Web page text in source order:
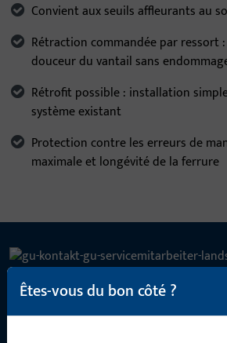
Convient aux seuils affleurants au
Rétraction commandée par ressort
douceur du vantail sans
Rétrofit possible : installation
système existant
Protection contre les erreurs de
maximale et longévité de la ferrure
CONTACT
Nous sommes à votre
Êtes-vous du bon côté ?